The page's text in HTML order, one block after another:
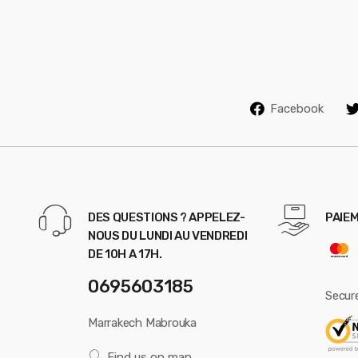
Facebook
DES QUESTIONS ? APPELEZ-
NOUS DU LUNDI AU VENDREDI
DE 10H A 17H.
0695603185
Marrakech Mabrouka